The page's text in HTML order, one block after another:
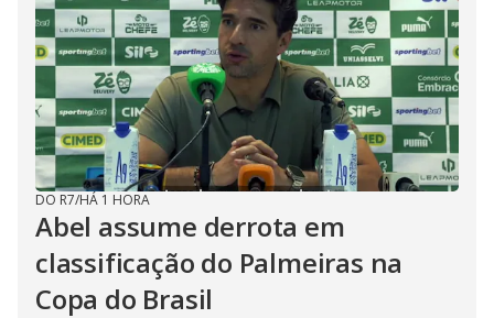
DO R7/HÁ 1 HORA
Abel assume derrota em
classificação do Palmeiras na
Copa do Brasil